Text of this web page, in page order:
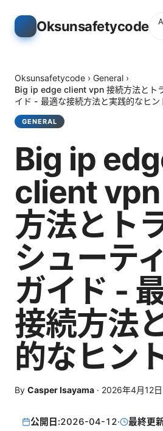
Oksunsafetycode
Oksunsafetycode › General ›
Big ip edge client vpn 接続方法とト
イド - 最適な接続方法と実践的なヒン
GENERAL
Big ip
client
方法とト
シューテ
ガイド -
接続方法
的なヒン
By Casper Isayama · 2026年4月12日
公開日:2026-04-12· 最終更